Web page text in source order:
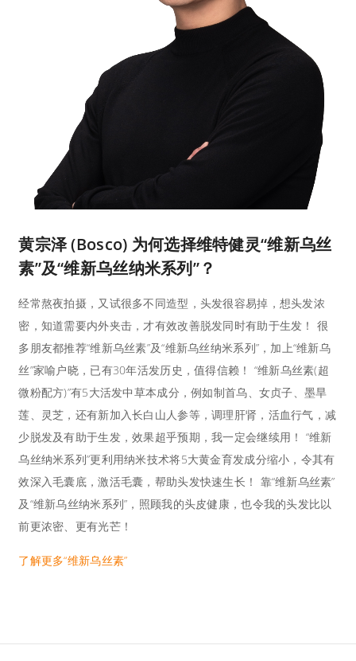
黄宗泽 (Bosco) 为何选择维特健灵“维新乌丝
素”及“维新乌丝纳米系列”？
经常熬夜拍摄，又试很多不同造型，头发很容易掉，想头发浓
密，知道需要内外夹击，才有效改善脱发同时有助于生发！ 很
多朋友都推荐“维新乌丝素”及“维新乌丝纳米系列”，加上“维新乌
丝”家喻户晓，已有30年活发历史，值得信赖！ “维新乌丝素(超
微粉配方)”有5大活发中草本成分，例如制首乌、女贞子、墨旱
莲、灵芝，还有新加入长白山人参等，调理肝肾，活血行气，减
少脱发及有助于生发，效果超乎预期，我一定会继续用！ “维新
乌丝纳米系列”更利用纳米技术将5大黄金育发成分缩小，令其有
效深入毛囊底，激活毛囊，帮助头发快速生长！ 靠“维新乌丝素”
及“维新乌丝纳米系列”，照顾我的头皮健康，也令我的头发比以
前更浓密、更有光芒！
了解更多“维新乌丝素”